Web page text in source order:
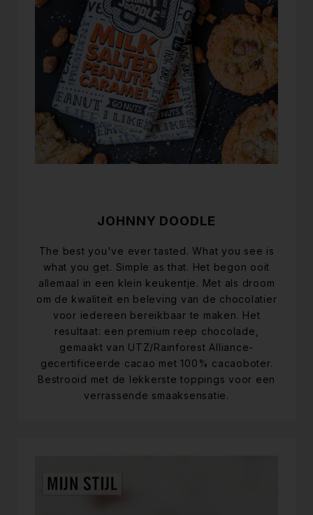
JOHNNY DOODLE
The best you've ever tasted. What you see is
what you get. Simple as that. Het begon ooit
allemaal in een klein keukentje. Met als droom
om de kwaliteit en beleving van de chocolatier
voor iedereen bereikbaar te maken. Het
resultaat: een premium reep chocolade,
gemaakt van UTZ/Rainforest Alliance-
gecertificeerde cacao met 100% cacaoboter.
Bestrooid met de lekkerste toppings voor een
verrassende smaaksensatie.